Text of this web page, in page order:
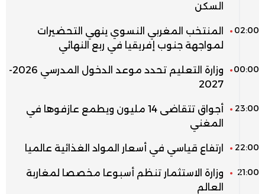
السكن
02:00
المنتخب المغربي النسوي ينهي التحضيرات
لمواجهة جنوب إفريقيا في ربع النهائي
00:00
وزارة التعليم تحدد موعد الدخول المدرسي 2026-
2027
23:00
أجواق تتقاضى 14 مليون ويطمع عازفوها في
المغني
22:00 ارتفاع قياسي في أسعار المواد الغذائية عالميا
21:00
وزارة الاستثمار تنظم أسبوعا مخصصا لمغاربة
العالم